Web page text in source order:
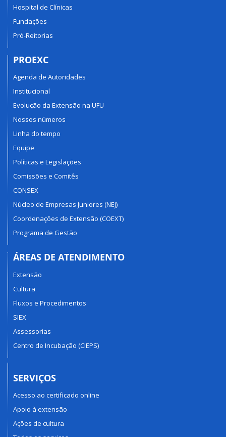
e
no
âmbito
UFU,
dá
outras
providências.
Hospital de Clínicas
Fundações
Pró-Reitorias
PROEXC
Agenda de Autoridades
Institucional
Evolução da Extensão na UFU
Nossos números
Linha do tempo
Equipe
Políticas e Legislações
Comissões e Comitês
CONSEX
Núcleo de Empresas Juniores (NEJ)
Coordenações de Extensão (COEXT)
Programa de Gestão
ÁREAS DE ATENDIMENTO
Extensão
Cultura
Fluxos e Procedimentos
SIEX
Assessorias
Centro de Incubação (CIEPS)
SERVIÇOS
Acesso ao certificado online
Apoio à extensão
Ações de cultura